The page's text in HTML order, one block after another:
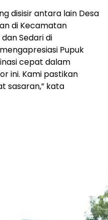
disisir antara lain Desa
di Kecamatan
Sedari di
Pupuk
cepat dalam
ini. Kami pastikan
sasaran,” kata